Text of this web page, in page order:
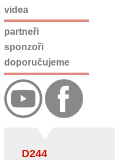
D244
videa
partneři
sponzoři
doporučujeme